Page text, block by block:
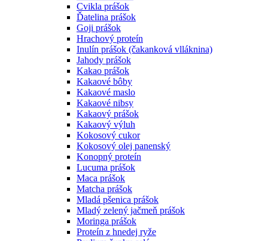
Cvikla prášok
Ďatelina prášok
Goji prášok
Hrachový proteín
Inulín prášok (čakanková vlláknina)
Jahody prášok
Kakao prášok
Kakaové bôby
Kakaové maslo
Kakaové nibsy
Kakaový prášok
Kakaový výluh
Kokosový cukor
Kokosový olej panenský
Konopný proteín
Lucuma prášok
Maca prášok
Matcha prášok
Mladá pšenica prášok
Mladý zelený jačmeň prášok
Moringa prášok
Proteín z hnedej ryže